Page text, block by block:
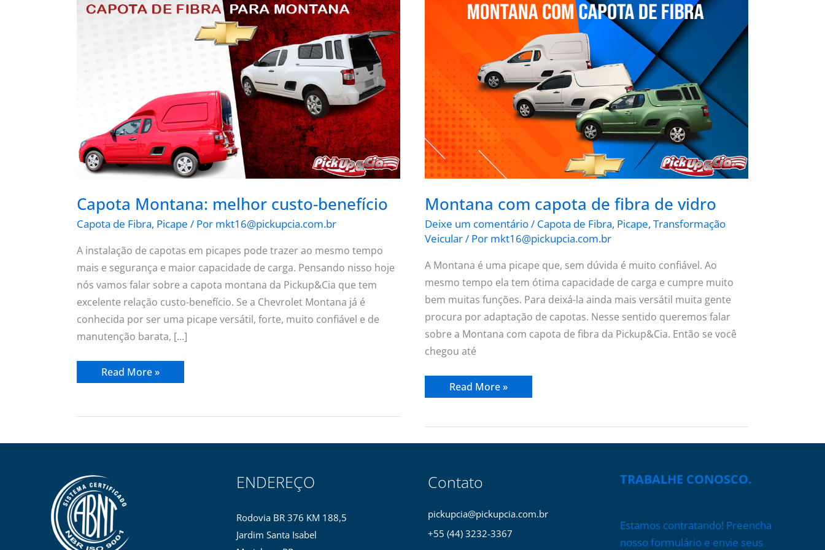
Capota Montana: melhor custo-benefício
Capota de Fibra, Picape / Por mkt16@pickupcia.com.br
A instalação de capotas em picapes pode trazer ao mesmo tempo
mais e segurança e maior capacidade de carga. Pensando nisso hoje
nós vamos falar sobre a capota montana da Pickup&Cia que tem
excelente relação custo-benefício. Se a Chevrolet Montana já é
conhecida por ser uma picape versátil, forte, muito confiável e de
manutenção barata, […]
Capota
Montana:
Read More »
Montana com capota de fibra de vidro
Deixe um comentário/ Capota de Fibra, Picape, Transformação
Veicular/ Por mkt16@pickupcia.com.br
A Montana é uma picape que, sem dúvida é muito confiável. Ao
mesmo tempo ela tem ótima capacidade de carga e cumpre muito
bem muitas funções. Para deixá-la ainda mais versátil muita gente
procura por adaptação de capotas. Nesse sentido queremos falar
sobre a Montana com capota de fibra da Pickup&Cia. Então se você
chegou até
Montana
capota
Read More »
ENDEREÇO
Rodovia BR 376 KM 188,5
Jardim Santa Isabel
Contato
pickupcia@pickupcia.com.br
+55 (44) 3232-3367
TRABALHE CONOSCO.
Estamos contratando! Preencha
nosso formulário e envie seus